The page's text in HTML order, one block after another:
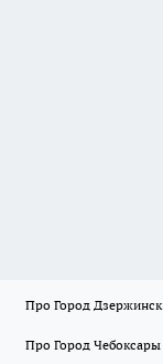
Про Город Дзержинск
Про Город Чебоксары